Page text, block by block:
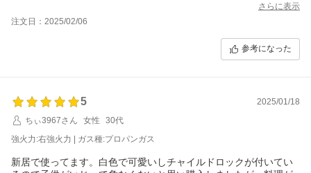
さらに表示
注文日：2025/02/06
参考になった
5
2025/01/18
ちぃ3967さん
女性
30代
強火力:右強火力 | ガス種:プロパンガス
新居で使ってます。白色で可愛いしチャイルドロックが付いてい